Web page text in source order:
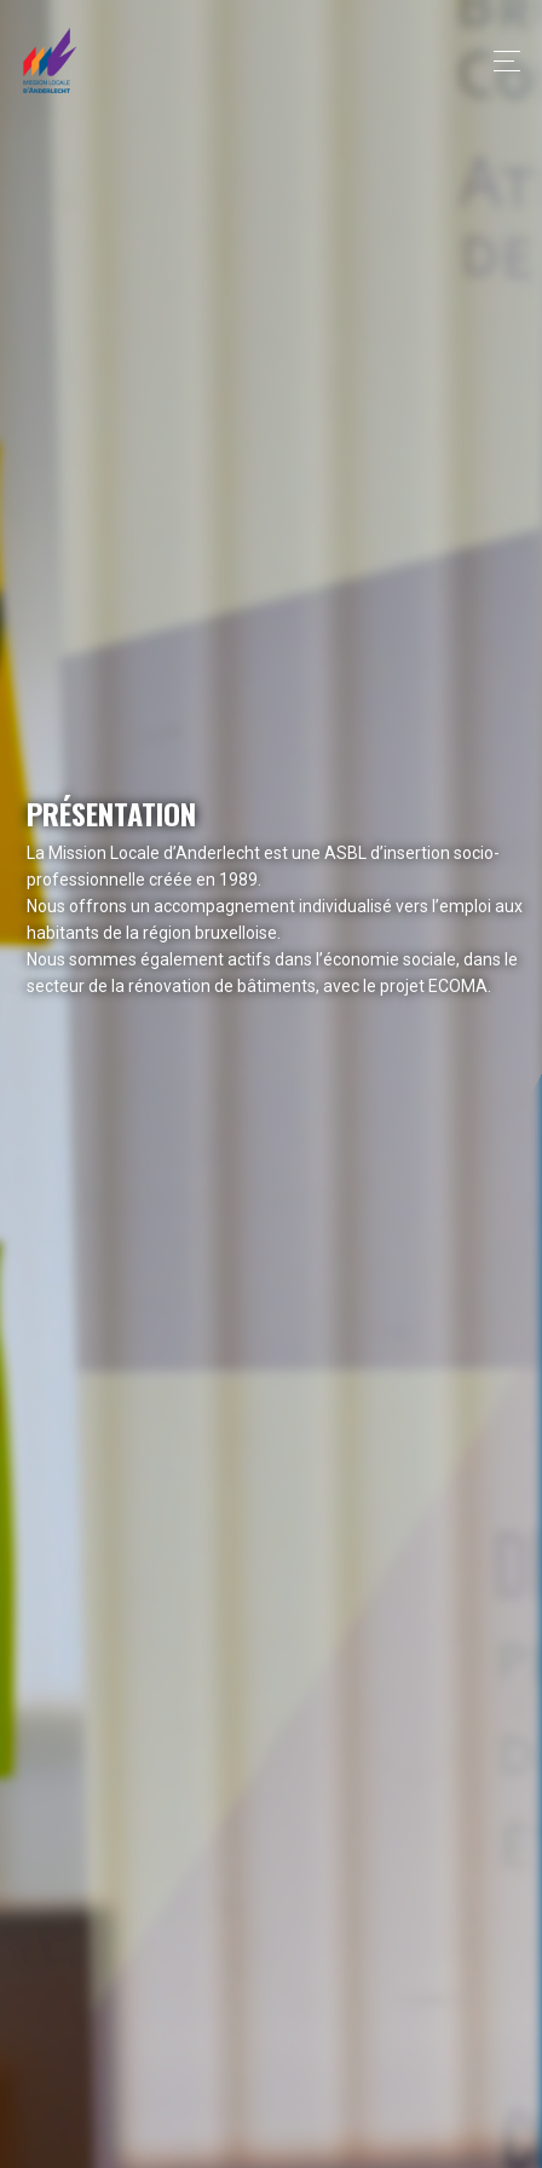
PRÉSENTATION
La Mission Locale d’Anderlecht est une ASBL d’insertion socio-
professionnelle créée en 1989.
Nous offrons un accompagnement individualisé vers l’emploi aux
habitants de la région bruxelloise.
Nous sommes également actifs dans l’économie sociale, dans le
secteur de la rénovation de bâtiments, avec le projet ECOMA.